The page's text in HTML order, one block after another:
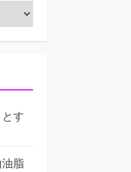
す
脂